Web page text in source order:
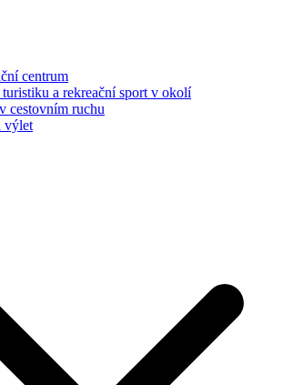
centrum
a rekreační sport v okolí
cestovním ruchu
výlet